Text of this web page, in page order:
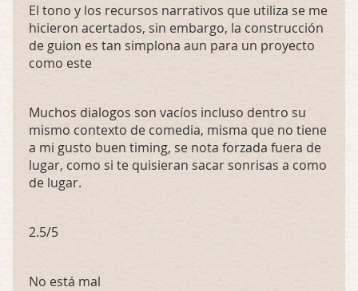
El tono y los recursos narrativos que utiliza se me
hicieron acertados, sin embargo, la construcción
de guion es tan simplona aun para un proyecto
como este
Muchos dialogos son vacíos incluso dentro su
mismo contexto de comedia, misma que no tiene
a mi gusto buen timing, se nota forzada fuera de
lugar, como si te quisieran sacar sonrisas a como
de lugar.
2.5/5
No está mal